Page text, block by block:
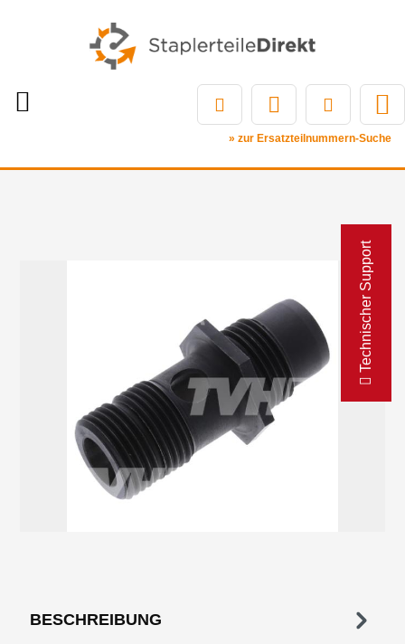
Technischer Support
» zur Ersatzteilnummern-Suche
BESCHREIBUNG